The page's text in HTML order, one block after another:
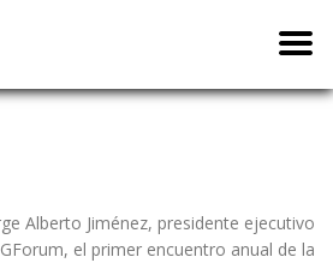
Alberto Jiménez, presidente ejecutivo
el primer encuentro anual de la